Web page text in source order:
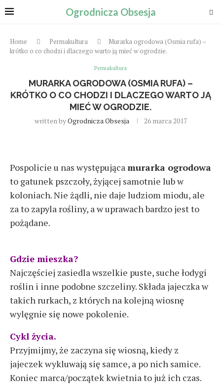
Ogrodnicza Obsesja
Home Permakultura
Murarka ogrodowa (Osmia rufa) –
krótko o co chodzi i dlaczego warto ją mieć w ogrodzie.
Permakultura
MURARKA OGRODOWA (OSMIA RUFA) –
KRÓTKO O CO CHODZI I DLACZEGO WARTO JĄ
MIEĆ W OGRODZIE.
written byOgrodnicza Obsesja 26 marca 2017
Pospolicie u nas występującamurarka ogrodowa
to gatunek pszczoły, żyjącej samotnie lub w
koloniach. Nie żądli, nie daje ludziom miodu, ale
za to zapyla rośliny, a w uprawach bardzo jest to
pożądane.
Gdzie mieszka?
Najczęściej zasiedla wszelkie puste, suche łodygi
roślin i inne podobne szczeliny. Składa jajeczka w
takich rurkach, z których na kolejną wiosnę
wylęgnie się nowe pokolenie.
Cykl życia.
Przyjmijmy, że zaczyna się wiosną, kiedy z
jajeczek wykluwają się samce, a po nich samice.
Koniec marca/początek kwietnia to już ich czas.